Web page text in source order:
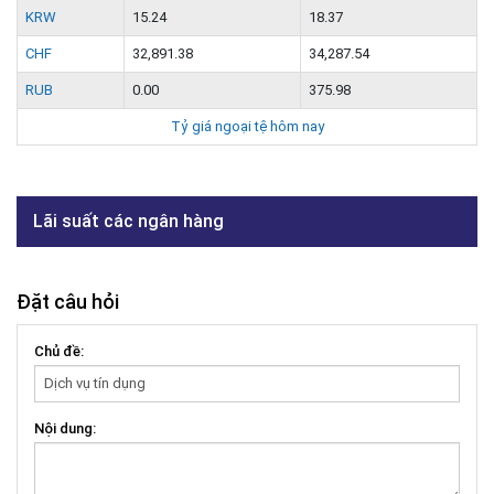
KRW 15.24 18.37
CHF 32,891.38 34,287.54
RUB 0.00 375.98
Tỷ giá ngoại tệ hôm nay
Lãi suất các ngân hàng
Đặt câu hỏi
Chủ đề:
Nội dung: